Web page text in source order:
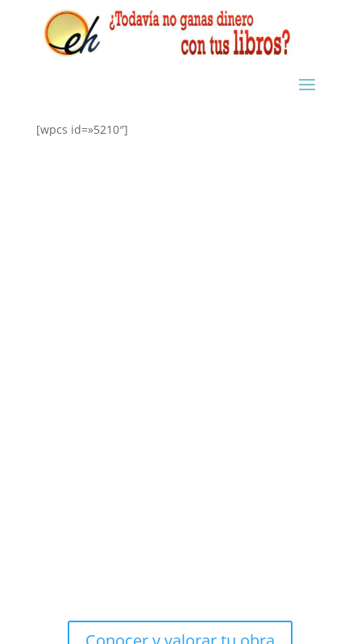
[wpcs id=»5210″]